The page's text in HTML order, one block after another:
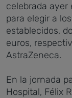
celebrada ayer
para elegir a
establecidos,
euros,
AstraZeneca.
En la jornada
Hospital, Félix